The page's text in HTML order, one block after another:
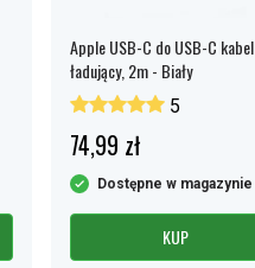
Apple USB-C do USB-C kabel
ładujący, 2m - Biały
5
74,99 zł
Dostępne w magazynie
KUP